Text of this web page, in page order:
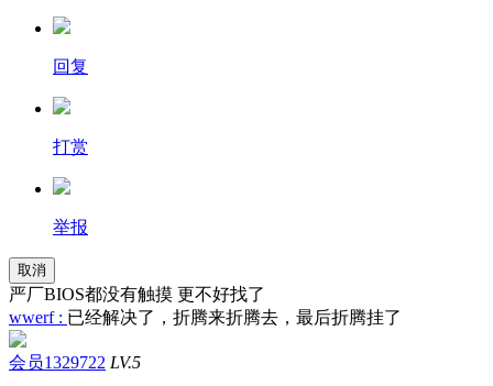
回复
打赏
举报
取消
严厂BIOS都没有触摸 更不好找了
wwerf : 已经解决了，折腾来折腾去，最后折腾挂了
会员1329722 LV.5